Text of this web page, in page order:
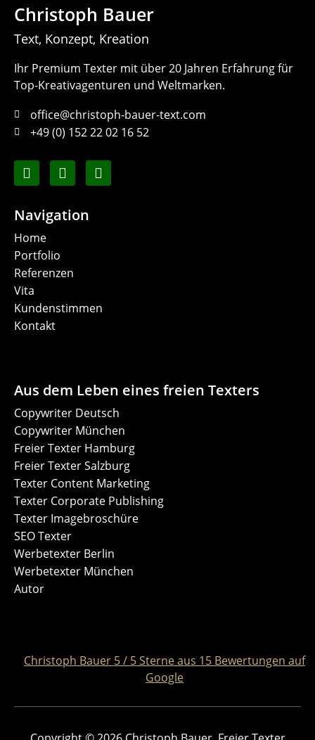
Christoph Bauer
Text, Konzept, Kreation
Ihr Premium Texter mit über 20 Jahren Erfahrung für
Top-Kreativagenturen und Weltmarken.
office@christoph-bauer-text.com
+49 (0) 152 22 02 16 52
Navigation
Home
Portfolio
Referenzen
Vita
Kundenstimmen
Kontakt
Aus dem Leben eines freien Texters
Copywriter Deutsch
Copywriter München
Freier Texter Hamburg
Freier Texter Salzburg
Texter Content Marketing
Texter Corporate Publishing
Texter Imagebroschüre
SEO Texter
Werbetexter Berlin
Werbetexter München
Autor
Christoph Bauer 5/ 5Sterne aus 15 Bewertungen auf
Google